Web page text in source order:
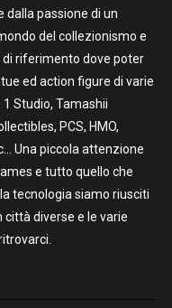
dalla passione di un
del collezionismo e
di riferimento dove poter
ed action figure di varie
Studio, Tamashii
PCS, HMO,
Una piccola attenzione
e tutto quello che
tecnologia siamo riusciti
città diverse e le varie